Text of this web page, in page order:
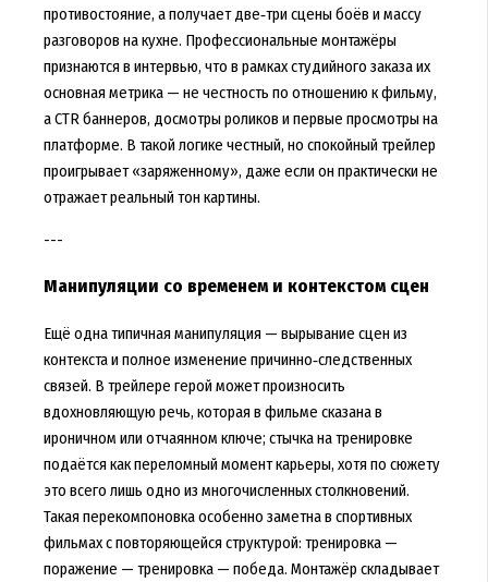
противостояние, а получает две‑три сцены боёв и массу
разговоров на кухне. Профессиональные монтажёры
признаются в интервью, что в рамках студийного заказа их
основная метрика — не честность по отношению к фильму,
а CTR баннеров, досмотры роликов и первые просмотры на
платформе. В такой логике честный, но спокойный трейлер
проигрывает «заряженному», даже если он практически не
отражает реальный тон картины.
---
Манипуляции со временем и контекстом сцен
Ещё одна типичная манипуляция — вырывание сцен из
контекста и полное изменение причинно‑следственных
связей. В трейлере герой может произносить
вдохновляющую речь, которая в фильме сказана в
ироничном или отчаянном ключе; стычка на тренировке
подаётся как переломный момент карьеры, хотя по сюжету
это всего лишь одно из многочисленных столкновений.
Такая перекомпоновка особенно заметна в спортивных
фильмах с повторяющейся структурой: тренировка —
поражение — тренировка — победа. Монтажёр складывает